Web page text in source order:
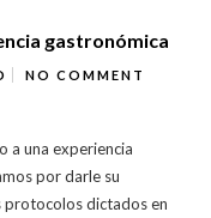
gastronómica
NO COMMENT
a una experiencia
por darle su
protocolos dictados en